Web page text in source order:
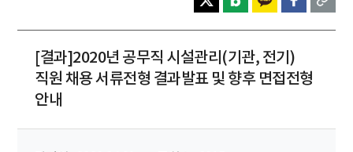
[결과]2020년 공무직 시설관리(기관, 전기)
직원 채용 서류전형 결과발표 및 향후 면접전형
안내